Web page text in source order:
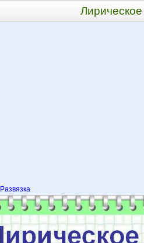
Развязка